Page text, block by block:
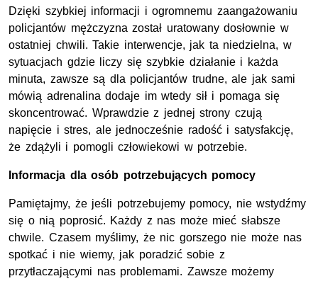
Dzięki szybkiej informacji i ogromnemu zaangażowaniu
policjantów mężczyzna został uratowany dosłownie w
ostatniej chwili. Takie interwencje, jak ta niedzielna, w
sytuacjach gdzie liczy się szybkie działanie i każda
minuta, zawsze są dla policjantów trudne, ale jak sami
mówią adrenalina dodaje im wtedy sił i pomaga się
skoncentrować. Wprawdzie z jednej strony czują
napięcie i stres, ale jednocześnie radość i satysfakcję,
że zdążyli i pomogli człowiekowi w potrzebie.
Informacja dla osób potrzebujących pomocy
Pamiętajmy, że jeśli potrzebujemy pomocy, nie wstydźmy
się o nią poprosić. Każdy z nas może mieć słabsze
chwile. Czasem myślimy, że nic gorszego nie może nas
spotkać i nie wiemy, jak poradzić sobie z
przytłaczającymi nas problemami. Zawsze możemy